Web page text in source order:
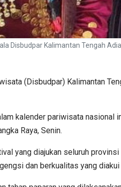
Disbudpar Kalimantan Tengah
(Disbudpar) Kalimantan
kalender pariwisata
Raya, Senin.
yang diajukan seluruh
dan berkualitas yang diakui